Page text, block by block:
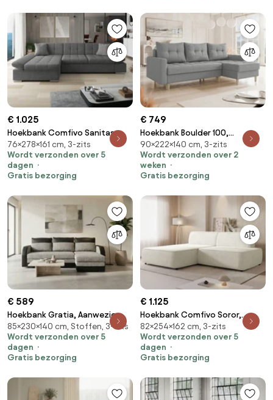
€ 1.025
Hoekbank Comfivo Sanitas,
Aanwezig, Aanwezig,
278x161x76cm, 119 kg, Poten:
Kunststof
76×278×161 cm, 3-zits
Wordt verzonden over 5
dagen
Gratis bezorging
€ 749
Hoekbank Boulder 100,
Aanwezig, Aanwezig,
222x140x90cm, 100.5 kg, Poten:
Hout
90×222×140 cm, 3-zits
Wordt verzonden over 2
weken
Gratis bezorging
€ 589
Hoekbank Gratia, Aanwezig,
Aanwezig, 230x140x85cm, 103.5
kg, Poten: Hout, Kunststof
85×230×140 cm, Stoffen, 3-zits
Wordt verzonden over 5
dagen
Gratis bezorging
€ 1.125
Hoekbank Comfivo Soror,
Aanwezig, Aanwezig,
254x162x82cm, 110.8 kg, Poten:
Kunststof
82×254×162 cm, 3-zits
Wordt verzonden over 5
dagen
Gratis bezorging